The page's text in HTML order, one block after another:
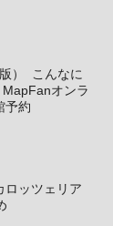
）
こんなに
MapFanオンラ
予約
ロッツェリア